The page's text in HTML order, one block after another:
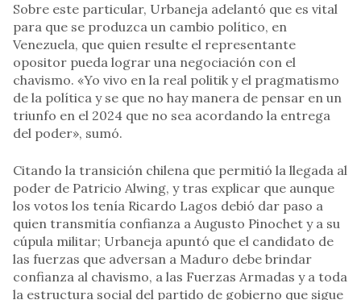
Sobre este particular, Urbaneja adelantó que es vital
para que se produzca un cambio político, en
Venezuela, que quien resulte el representante
opositor pueda lograr una negociación con el
chavismo. «Yo vivo en la real politik y el pragmatismo
de la política y se que no hay manera de pensar en un
triunfo en el 2024 que no sea acordando la entrega
del poder», sumó.
Citando la transición chilena que permitió la llegada al
poder de Patricio Alwing, y tras explicar que aunque
los votos los tenía Ricardo Lagos debió dar paso a
quien transmitía confianza a Augusto Pinochet y a su
cúpula militar; Urbaneja apuntó que el candidato de
las fuerzas que adversan a Maduro debe brindar
confianza al chavismo, a las Fuerzas Armadas y a toda
la estructura social del partido de gobierno que sigue